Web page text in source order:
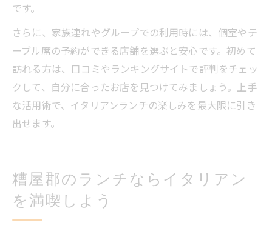
です。
さらに、家族連れやグループでの利用時には、個室やテ
ーブル席の予約ができる店舗を選ぶと安心です。初めて
訪れる方は、口コミやランキングサイトで評判をチェッ
クして、自分に合ったお店を見つけてみましょう。上手
な活用術で、イタリアンランチの楽しみを最大限に引き
出せます。
糟屋郡のランチならイタリアン
を満喫しよう